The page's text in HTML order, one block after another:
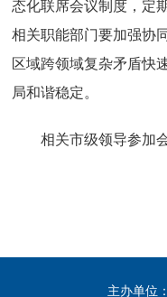
态化联席会议制度，定
相关职能部门要加强协
区域跨领域复杂矛盾快
局和谐稳定。
相关市级领导参加
主办单位